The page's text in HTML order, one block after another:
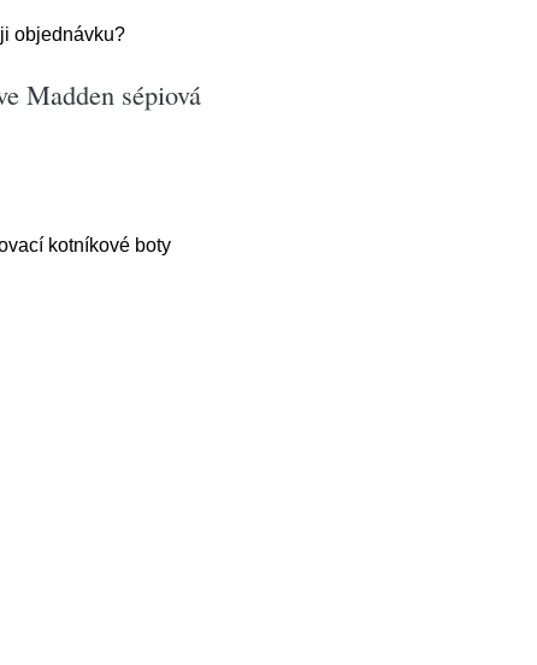
objednávku?
Madden sépiová
kotníkové boty